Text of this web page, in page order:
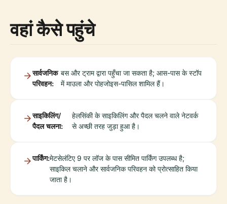
वहां कैसे पहुंचे
सार्वजनिक
परिवहन:
बस और ट्राम द्वारा पहुँचा जा सकता है; आस-पास के स्टॉप
में माउला और पोहजोइस-पासिल शामिल हैं।
साइकिलिंग/
पैदल चलना:
हेलसिंकी के साइकिलिंग और पैदल चलने वाले नेटवर्क
से अच्छी तरह जुड़ा हुआ है।
पार्किंग:मेटसेलंटिए 9 पर लॉज के पास सीमित पार्किंग उपलब्ध है;
साइकिल चलाने और सार्वजनिक परिवहन को प्रोत्साहित किया
जाता है।